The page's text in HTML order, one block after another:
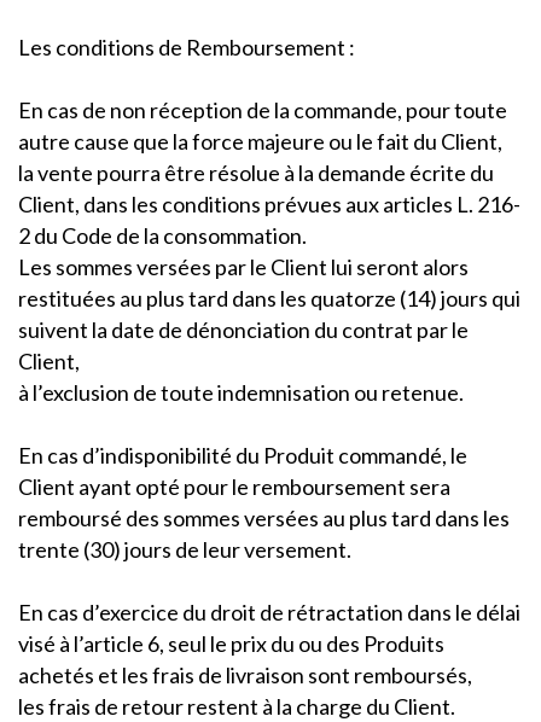
Les conditions de Remboursement :
En cas de non réception de la commande, pour toute
autre cause que la force majeure ou le fait du Client,
la vente pourra être résolue à la demande écrite du
Client, dans les conditions prévues aux articles L. 216-
2 du Code de la consommation.
Les sommes versées par le Client lui seront alors
restituées au plus tard dans les quatorze (14) jours qui
suivent la date de dénonciation du contrat par le
Client,
à l’exclusion de toute indemnisation ou retenue.
En cas d’indisponibilité du Produit commandé, le
Client ayant opté pour le remboursement sera
remboursé des sommes versées au plus tard dans les
trente (30) jours de leur versement.
En cas d’exercice du droit de rétractation dans le délai
visé à l’article 6, seul le prix du ou des Produits
achetés et les frais de livraison sont remboursés,
les frais de retour restent à la charge du Client.